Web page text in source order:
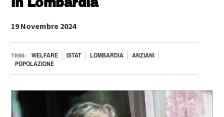
in Lombardia
19 Novembre 2024
TEMI: WELFARE ISTAT LOMBARDIA
ANZIANI
POPOLAZIONE